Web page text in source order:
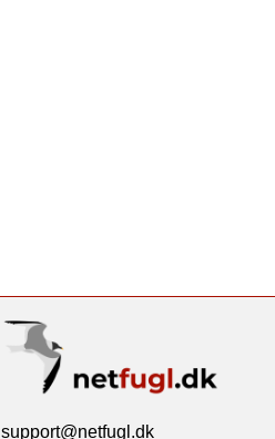
support@netfugl.dk